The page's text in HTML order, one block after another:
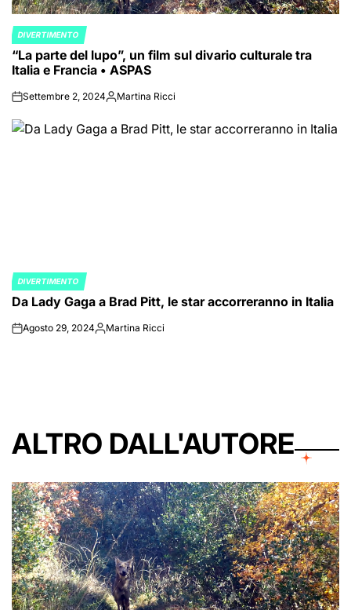
POSTED
IN
DIVERTIMENTO
“La parte del lupo”, un film sul divario culturale tra
Italia e Francia • ASPAS
onSettembre 2, 2024PostedMartina Ricci
POSTED
IN
DIVERTIMENTO
Da Lady Gaga a Brad Pitt, le star accorreranno in Italia
onAgosto 29, 2024PostedMartina Ricci
ALTRO DALL'AUTORE